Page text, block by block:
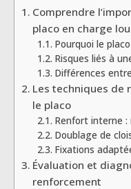
Comprendre
placo en charge
Pourquoi le
Risques liés à
Différences
Les techniques de
le placo
Renfort interne
Doublage de
Fixations
Évaluation et
renforcement